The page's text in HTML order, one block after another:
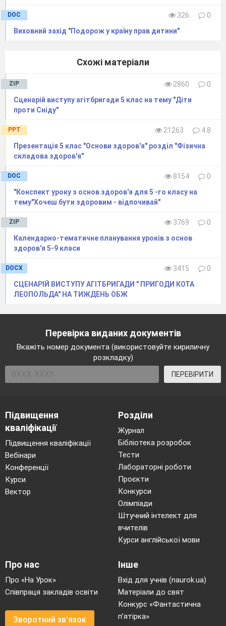
У чому
полягає
безпека
DOC 326
0
Виховний захід "Подорож у країну прав дитини"
Схожі матеріали
ZIP 2860
0
Сценарій виступу агітбригади 5 клас на тему "Діти
проти Сніду"
PPT 21263
4.8
Презентація 5 клас "Основи здоров'я" розділ "Фізична
складова здоров'я"
DOC 8154
0
"Конспект уроку з основ здоров'я для 5 -го класу на
тему"Хочеш бути здоровим - відпочивай"
ZIP 3769
0
Календарно-тематичне планування уроків з основ
здоров'я 5-9 класи
DOCX 3415
0
СЦЕНАРІЙ ВИСТУПУ АГІТБРИГАДИ " ПРИГОДИ КОТА
ЛЕОПОЛЬДА" НА ТИЖДЕНЬ ОБЖ
Перевірка виданих документів
Вкажіть номер документа (використовуйте кириличну
розкладку)
ПЕРЕВІРИТИ
Підвищення
кваліфікації
Підвищення кваліфікації
Вебінари
Конференції
Курси
Вектор
Розділи
Журнал
Бібліотека розробок
Тести
Лабораторні роботи
Проєкти
Конкурси
Олімпіади
Штучний інтелект для
вчителів
Курси англійської мови
Про нас
Про «На Урок»
Співпраця закладів освіти
Зворотний зв'язок
Інше
Вхід для учнів (naurok.ua)
Матеріали до свят
Конкурс «Фантастична
п’ятірка»